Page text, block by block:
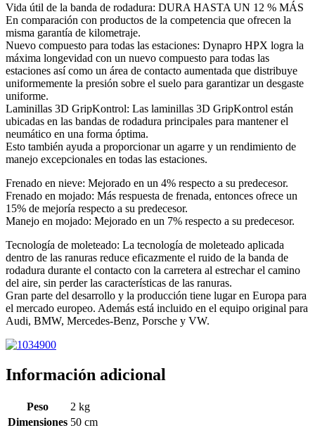
Vida útil de la banda de rodadura: DURA HASTA UN 12 % MÁS
En comparación con productos de la competencia que ofrecen la
misma garantía de kilometraje.
Nuevo compuesto para todas las estaciones: Dynapro HPX logra la
máxima longevidad con un nuevo compuesto para todas las
estaciones así como un área de contacto aumentada que distribuye
uniformemente la presión sobre el suelo para garantizar un desgaste
uniforme.
Laminillas 3D GripKontrol: Las laminillas 3D GripKontrol están
ubicadas en las bandas de rodadura principales para mantener el
neumático en una forma óptima.
Esto también ayuda a proporcionar un agarre y un rendimiento de
manejo excepcionales en todas las estaciones.
Frenado en nieve: Mejorado en un 4% respecto a su predecesor.
Frenado en mojado: Más respuesta de frenada, entonces ofrece un
15% de mejoría respecto a su predecesor.
Manejo en mojado: Mejorado en un 7% respecto a su predecesor.
Tecnología de moleteado: La tecnología de moleteado aplicada
dentro de las ranuras reduce eficazmente el ruido de la banda de
rodadura durante el contacto con la carretera al estrechar el camino
del aire, sin perder las características de las ranuras.
Gran parte del desarrollo y la producción tiene lugar en Europa para
el mercado europeo. Además está incluido en el equipo original para
Audi, BMW, Mercedes-Benz, Porsche y VW.
Información adicional
Peso
2 kg
Dimensiones 50 cm